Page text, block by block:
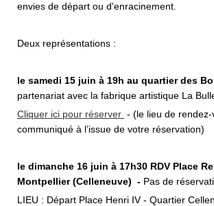
envies de départ ou d'enracinement.
Deux représentations :
le samedi 15 juin à 19h au quartier des
partenariat avec la fabrique artistique La
Cliquer ici pour réserver - (le lieu de
communiqué à l’issue de votre réservation)
le dimanche 16 juin à 17h30 RDV Place
Montpellier (Celleneuve) - Pas de
LIEU : Départ Place Henri IV - Quartier